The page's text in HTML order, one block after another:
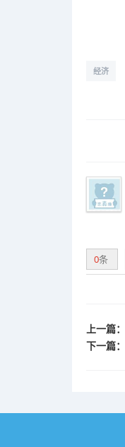
经济
0条
上一篇：
下一篇：